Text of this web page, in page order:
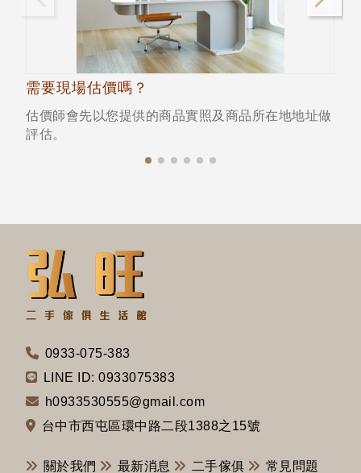
需要現場估價嗎？
估價師會先以您提供的商品實照及商品所在地地址做
評估。
0933-075-383
LINE ID: 0933075383
h0933530555@gmail.com
台中市西屯區環中路二段1388之15號
關於我們 最新消息 二手傢俱 常見問題